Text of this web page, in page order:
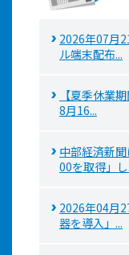
2026年07月
ル端末配布...
【夏季休業
8月16...
中部経済新
00を取得」し
2026年04月
器を導入」...